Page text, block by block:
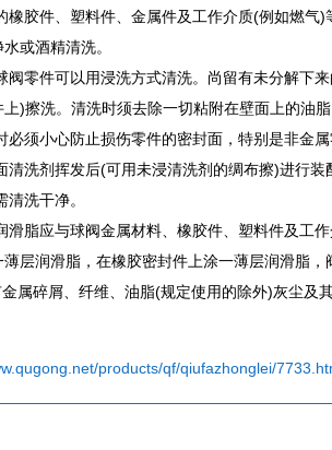
橡胶件、塑料件、金属件及工作介质(例如燃
或酒精清洗。
阀零件可以用浸洗方式清洗。尚留有未分解下
)擦洗。清洗时须去除一切粘附在壁面上的油脂
须小心防止损伤零件的密封面，特别是非金
清洗剂挥发后(可用未浸清洗剂的绸布擦)进行装
洗干净。
滑脂应与球阀金属材料、橡胶件、塑料件及工
层润滑脂，在橡胶密封件上涂一薄层润滑脂，
属碎屑、纤维、油脂(规定使用的除外)灰尘及
products/qf/qiufazhonglei/